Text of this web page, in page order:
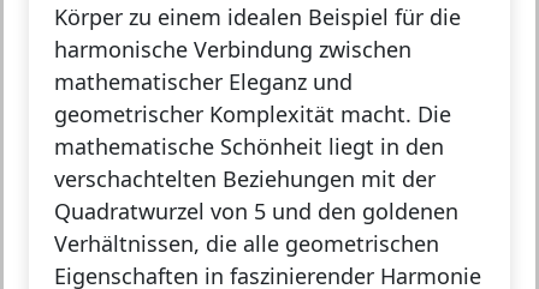
Körper zu einem idealen Beispiel für die
harmonische Verbindung zwischen
mathematischer Eleganz und
geometrischer Komplexität macht. Die
mathematische Schönheit liegt in den
verschachtelten Beziehungen mit der
Quadratwurzel von 5 und den goldenen
Verhältnissen, die alle geometrischen
Eigenschaften in faszinierender Harmonie